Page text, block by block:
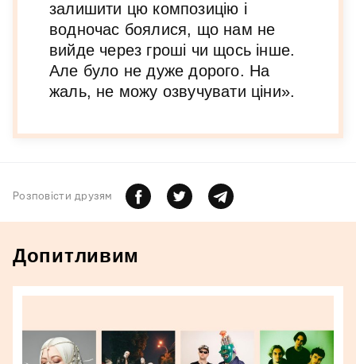
залишити цю композицію і
водночас боялися, що нам не
вийде через гроші чи щось інше.
Але було не дуже дорого. На
жаль, не можу озвучувати ціни».
Розповiсти друзям
Допитливим